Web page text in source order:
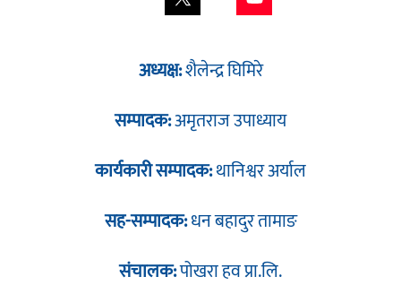
अध्यक्ष:शैलेन्द्र घिमिरे
सम्पादक:अमृतराज उपाध्याय
कार्यकारी सम्पादक:थानिश्वर अर्याल
सह-सम्पादक:धन बहादुर तामाङ
संचालक:पोखरा हव प्रा.लि.